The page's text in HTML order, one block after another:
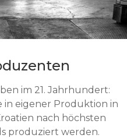
im 21. Jahrhundert:
in eigener Produktion in
nach höchsten
produziert werden.